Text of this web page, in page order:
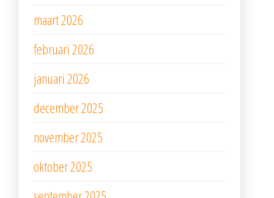
maart 2026
februari 2026
januari 2026
december 2025
november 2025
oktober 2025